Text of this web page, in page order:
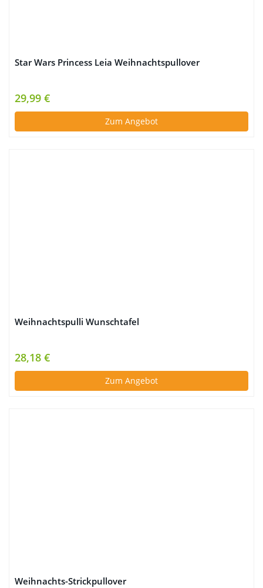
Star Wars Princess Leia Weihnachtspullover
29,99 €
Zum Angebot
Weihnachtspulli Wunschtafel
28,18 €
Zum Angebot
Weihnachts-Strickpullover